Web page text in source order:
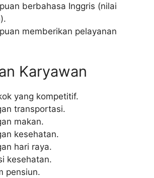
berbahasa Inggris (nilai
memberikan pelayanan
Karyawan
yang kompetitif.
transportasi.
makan.
kesehatan.
hari raya.
kesehatan.
pensiun.